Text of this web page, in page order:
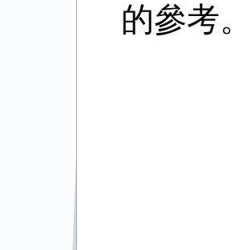
的參考。